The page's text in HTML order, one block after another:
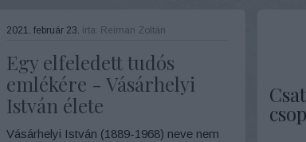
2021. február 23. írta: Reiman Zoltán
Egy elfeledett tudós
emlékére - Vásárhelyi
István élete
Vásárhelyi István (1889-1968) neve nem